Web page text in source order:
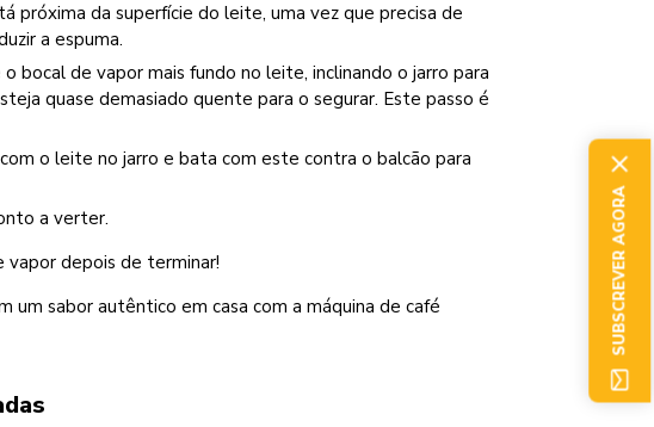
próxima da superfície do leite, uma vez que precisa de
a espuma.
bocal de vapor mais fundo no leite, inclinando o jarro para
quase demasiado quente para o segurar. Este passo é
o leite no jarro e bata com este contra o balcão para
a verter.
vapor depois de terminar!
um sabor autêntico em casa com a máquina de café
SUBSCREVER AGORA